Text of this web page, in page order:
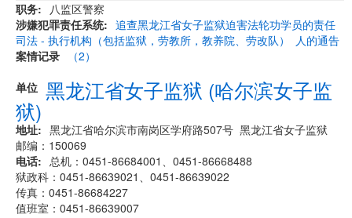
职务
八监区警察
涉嫌犯罪责任系统
司法 - 执行机构（包括监狱，劳教所，教养院、劳改队）
案情记录
追查黑龙江省女子监狱迫害法轮功学员的责任
人的通告
（2）
单位 黑龙江省女子监狱 (哈尔滨女子监
狱)
地址
黑龙江省哈尔滨市南岗区学府路507号 黑龙江省女子监狱
邮编：150069
电话
总机：0451-86684001、0451-86668488
狱政科：0451-86639021、0451-86639022
传真：0451-86684227
值班室：0451-86639007